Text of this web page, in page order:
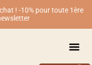
! -10% pour toute 1ère